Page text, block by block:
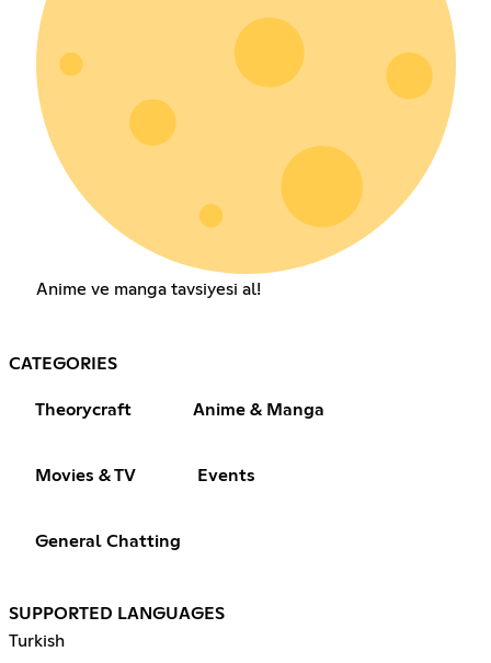
Anime ve manga tavsiyesi al!
CATEGORIES
Theorycraft Anime & Manga
Movies & TV Events
General Chatting
SUPPORTED LANGUAGES
Turkish